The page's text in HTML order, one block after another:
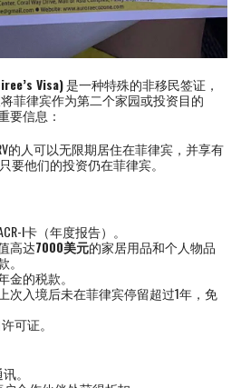
Visa)是一种特殊的非移民签证，
菲律宾作为第二个家园或投资目的
要信息：
的人可以无限期居住在菲律宾，并享有
要他们的投资仍在菲律宾。
I卡（年度报告）。
高达7000美元的家居用品和个人物品
金的税款。
次入境后未在菲律宾停留超过1年，免
可证。
。